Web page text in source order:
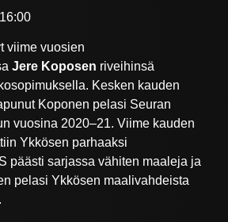
16:00
viime vuosien
Jere Koposen riveihinsä
Kesken kauden
Koponen pelasi Seuran
vuosina 2020–21. Viime kauden
Ykkösen parhaaksi
päästi sarjassa vähiten maaleja ja
pelasi Ykkösen maalivahdeista